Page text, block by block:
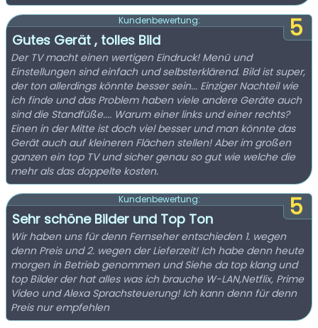
5
Kundenbewertung:
Gutes Gerät , tolles Bild
Der TV macht einen wertigen Eindruck! Menü und
Einstellungen sind einfach und selbsterklärend. Bild ist super,
der ton allerdings könnte besser sein... Einziger Nachteil wie
ich finde und das Problem haben viele andere Geräte auch
sind die Standfüße.... Warum einer links und einer rechts?
Einen in der Mitte ist doch viel besser und man könnte das
Gerät auch auf kleineren Flächen stellen! Aber im großen
ganzen ein top TV und sicher genau so gut wie welche die
mehr als das doppelte kosten.
5
Kundenbewertung:
Sehr schöne Bilder und Top Ton
Wir haben uns für denn Fernseher entschieden 1. wegen
denn Preis und 2. wegen der Lieferzeit! Ich habe denn heute
morgen in Betrieb genommen und Siehe da top klang und
top Bilder der hat alles was ich brauche W-LAN,Netflix, Prime
Video und Alexa Sprachsteuerung! Ich kann denn für denn
Preis nur empfehlen